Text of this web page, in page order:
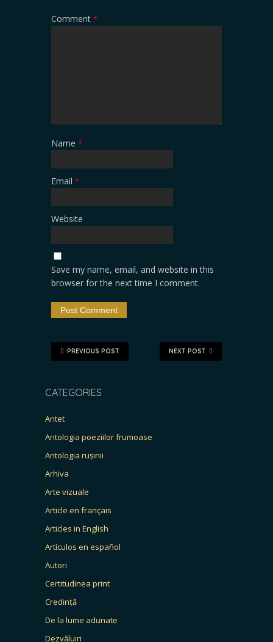
Comment *
Name *
Email *
Website
Save my name, email, and website in this
browser for the next time I comment.
NEXT POST
PREVIOUS POST
CATEGORIES
Antet
Antologia poeziilor frumoase
Antologia rușinii
Arhiva
Arte vizuale
Article en français
Articles in English
Artículos en español
Autori
Certitudinea print
Credință
De la lume adunate
Dezvăluiri